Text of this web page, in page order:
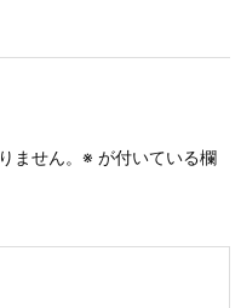
ません。 ※ が付いている欄